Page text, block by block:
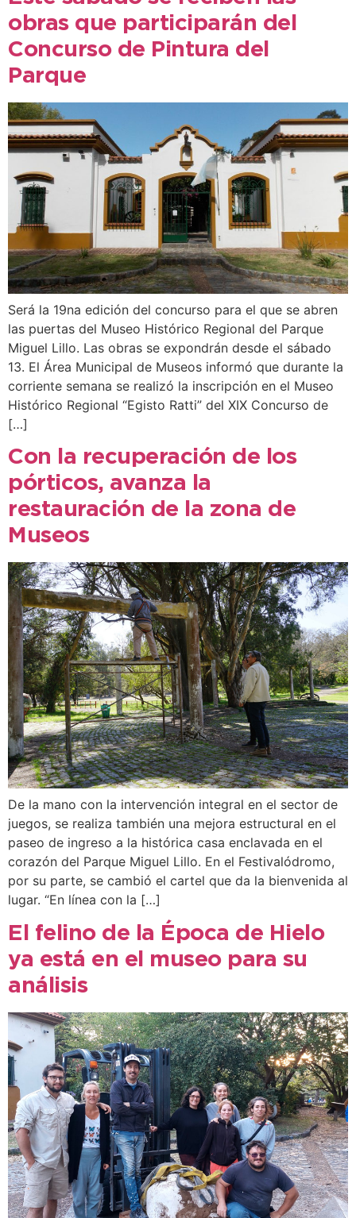
obras que participarán del
Concurso de Pintura del
Parque
Será la 19na edición del concurso para el que se abren
las puertas del Museo Histórico Regional del Parque
Miguel Lillo. Las obras se expondrán desde el sábado
13. El Área Municipal de Museos informó que durante la
corriente semana se realizó la inscripción en el Museo
Histórico Regional “Egisto Ratti” del XIX Concurso de
[…]
Con la recuperación de los
pórticos, avanza la
restauración de la zona de
Museos
De la mano con la intervención integral en el sector de
juegos, se realiza también una mejora estructural en el
paseo de ingreso a la histórica casa enclavada en el
corazón del Parque Miguel Lillo. En el Festivalódromo,
por su parte, se cambió el cartel que da la bienvenida al
lugar. “En línea con la […]
El felino de la Época de Hielo
ya está en el museo para su
análisis